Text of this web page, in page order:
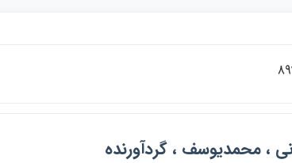
، محمديوسف ، گردآورنده